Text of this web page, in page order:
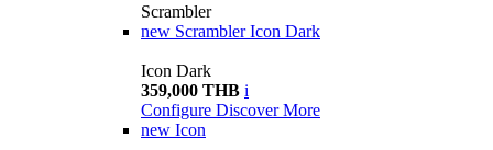
Scrambler
new Scrambler Icon Dark
Icon Dark
359,000 THB i
Configure Discover More
new Icon